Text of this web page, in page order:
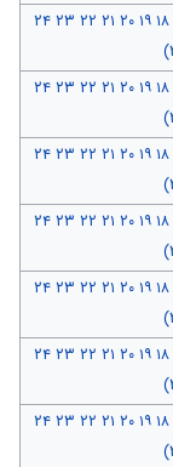
۱۸ ۱۹ ۲۰ ۲۱ ۲۲ ۲۳ ۲۴
۱۸ ۱۹ ۲۰ ۲۱ ۲۲ ۲۳ ۲۴
۱۸ ۱۹ ۲۰ ۲۱ ۲۲ ۲۳ ۲۴
۱۸ ۱۹ ۲۰ ۲۱ ۲۲ ۲۳ ۲۴
۱۸ ۱۹ ۲۰ ۲۱ ۲۲ ۲۳ ۲۴
۱۸ ۱۹ ۲۰ ۲۱ ۲۲ ۲۳ ۲۴
۱۸ ۱۹ ۲۰ ۲۱ ۲۲ ۲۳ ۲۴